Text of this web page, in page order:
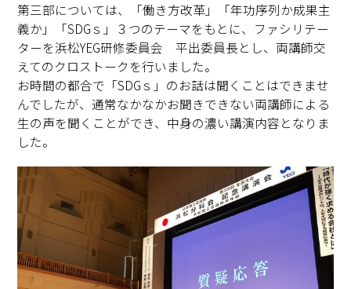
第三部については、「働き方改革」「年功序列か成果主
義か」「SDGｓ」３つのテーマをもとに、ファシリテー
ターを浜松YEG研修委員会 平出委員長とし、両講師交
えてのクロストークを行いました。
お時間の都合で「SDGｓ」のお話は聞くことはできませ
んでしたが、通常なかなかお聞きできない両講師による
生の声を聞くことができ、中身の濃い講演内容となりま
した。